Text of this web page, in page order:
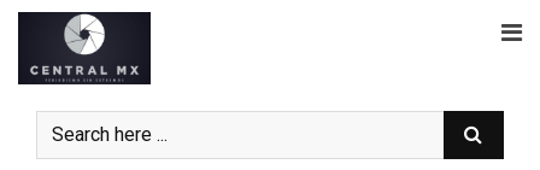
Skip
content